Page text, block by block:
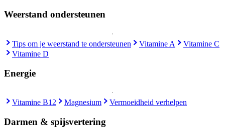
Weerstand ondersteunen
Tips om je weerstand te ondersteunen Vitamine A
Vitamine C
Vitamine D
Energie
Vitamine B12 Magnesium Vermoeidheid verhelpen
Darmen & spijsvertering